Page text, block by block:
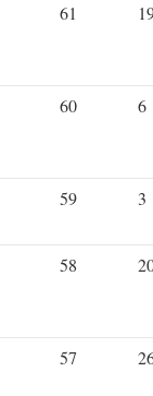
61
60 6
59 3
58
57